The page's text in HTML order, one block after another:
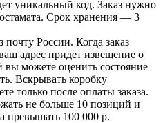
уникальный код. Заказ нужно
Срок хранения — 3
почту России. Когда заказ
адрес придет извещение о
вы можете оценить состояние
Вскрывать коробку
только после оплаты заказа.
не больше 10 позиций и
превышать 100 000 р.